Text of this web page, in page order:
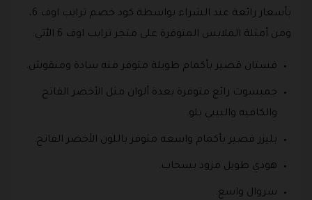
بأسعار رائعة عند الشراء بواسطة كود خصم ترايب اوف 6،
ومن أمثلة الملابس المتوفرة على متجر ترايب اوف 6 الأتي:
فستان قصير بأكمام طويلة متوفر منه سادة ومنقوش.
جمبسوت رائع متوفرة بعدة ألوان مثل الأخضر الفاتح
والكافيه والبيبي بلو.
بليزر قصير بأكمام واسعه متوفر باللون الأخضر الفاتح.
هودي طويل مزود بسحاب.
سروال واسع.